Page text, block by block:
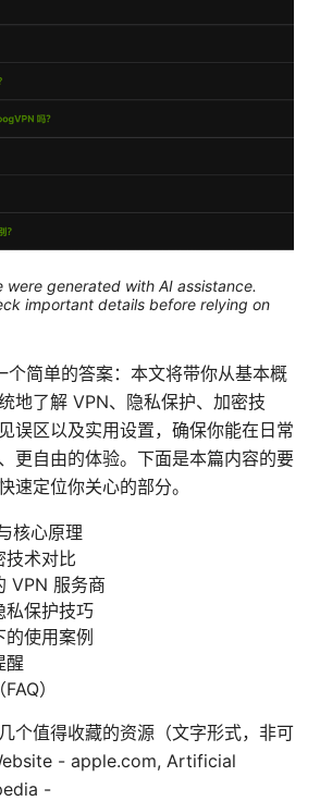
were generated with AI assistance.
important details before relying on
个简单的答案：本文将带你从基本概
地了解 VPN、隐私保护、加密技
误区以及实用设置，确保你能在日常
更自由的体验。下面是本篇内容的要
速定位你关心的部分。
核心原理
技术对比
VPN 服务商
私保护技巧
的使用案例
醒
）
个值得收藏的资源（文字形式，非可
- apple.com, Artificial
-